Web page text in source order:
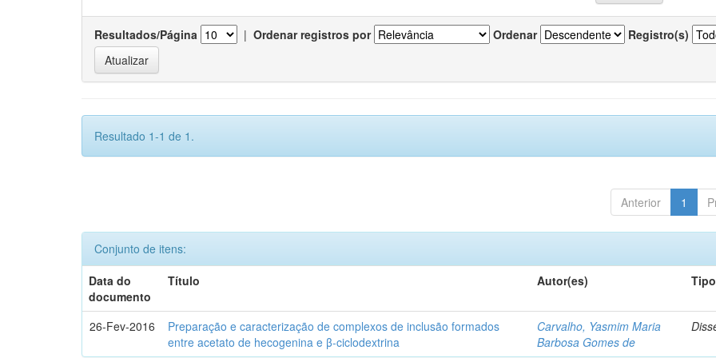
Resultados/Página | Ordenar registros por Ordenar Registro(s)
Resultado 1-1 de 1.
Anterior 1
Conjunto de itens:
Data do
documento
Título Autor(es) Tipo
26-Fev-2016
Preparação e caracterização de complexos de inclusão formados
entre acetato de hecogenina e β-ciclodextrina
Carvalho, Yasmim Maria
Barbosa Gomes de